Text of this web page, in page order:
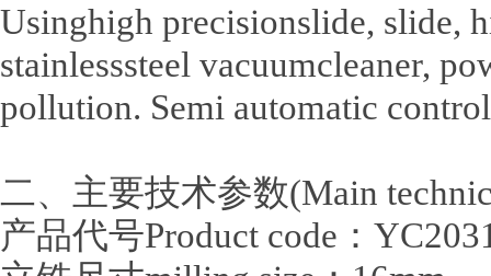
Usinghigh precisionslide, slide,
stainlesssteel vacuumcleaner,
pollution. Semi automatic
二、主要技术参数(Main
产品代号Product code：